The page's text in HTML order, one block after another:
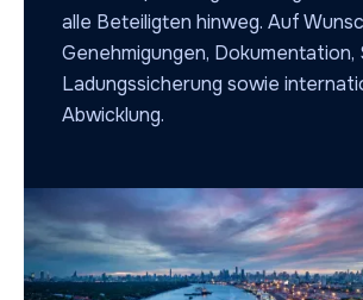
alle Beteiligten hinweg. Auf
Genehmigungen, Dokumentation,
Ladungssicherung sowie
Abwicklung.